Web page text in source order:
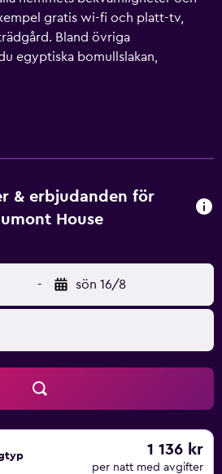
gratis wi-fi och platt-tv,
Bland övriga
egyptiska bomullslakan,
kvalitet, Select Comfort-madrass
& erbjudanden för
House
- sön 16/8
1 136 kr
per natt med avgifter